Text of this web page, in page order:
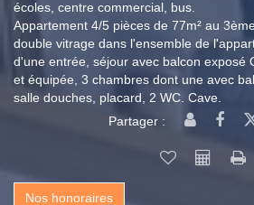
écoles, centre commercial, bus.
Appartement 4/5 pièces de 77m² au
double vitrage dans l'ensemble de
d'une entrée, séjour avec balcon exposé
et équipée, 3 chambres dont une avec
salle douches, placard, 2 WC. Cave.
Partager :
Nos honoraires